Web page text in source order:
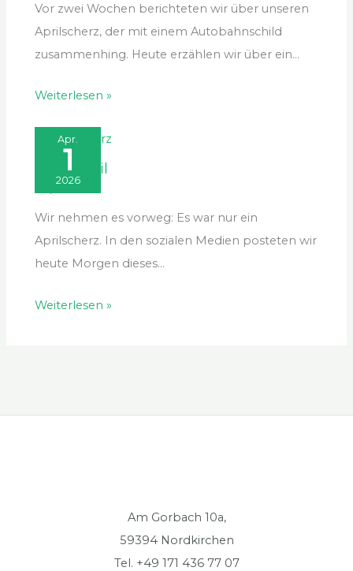
Vor zwei Wochen berichteten wir über unseren
Aprilscherz, der mit einem Autobahnschild
zusammenhing. Heute erzählen wir über ein…
Weiterlesen »
Apr.
1
2026
April, April
Wir nehmen es vorweg: Es war nur ein
Aprilscherz. In den sozialen Medien posteten wir
heute Morgen dieses…
Weiterlesen »
Am Gorbach 10a,
59394 Nordkirchen
Tel. +49 171 436 77 07